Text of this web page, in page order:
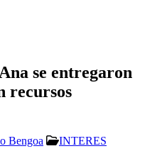
se entregaron
recursos
Bengoa
INTERES